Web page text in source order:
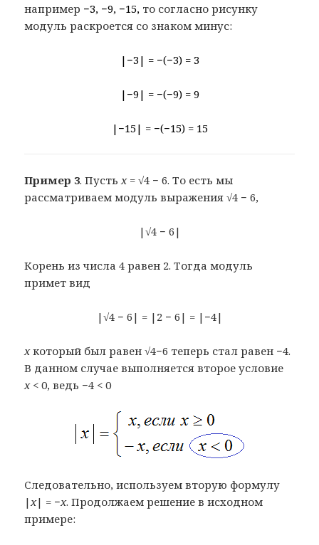
например −3, −9, −15, то согласно рисунку
модуль раскроется со знаком минус:
|−3| = −(−3) = 3
|−9| = −(−9) = 9
|−15| = −(−15) = 15
Пример 3. Пустьx = √4 − 6. То есть мы
рассматриваем модуль выражения √4 − 6,
|√4 − 6|
Корень из числа 4 равен 2. Тогда модуль
примет вид
|√4 − 6| = |2 − 6| = |−4|
xкоторый был равен √4−6 теперь стал равен −4.
В данном случае выполняется второе условие
x < 0, ведь −4 < 0
Следовательно, используем вторую формулу
|x| = −x. Продолжаем решение в исходном
примере: